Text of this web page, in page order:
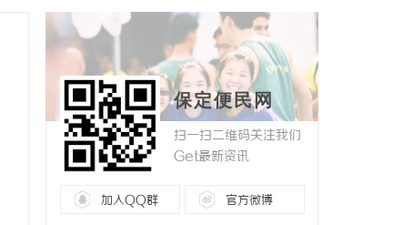
保定便民网
扫一扫二维码关注我们
Get最新资讯
加入QQ群 官方微博